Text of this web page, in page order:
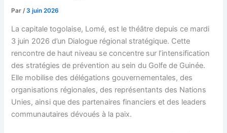
Par/3 juin 2026
La capitale togolaise, Lomé, est le théâtre depuis ce mardi
3 juin 2026 d’un Dialogue régional stratégique. Cette
rencontre de haut niveau se concentre sur l’intensification
des stratégies de prévention au sein du Golfe de Guinée.
Elle mobilise des délégations gouvernementales, des
organisations régionales, des représentants des Nations
Unies, ainsi que des partenaires financiers et des leaders
communautaires dévoués à la paix.